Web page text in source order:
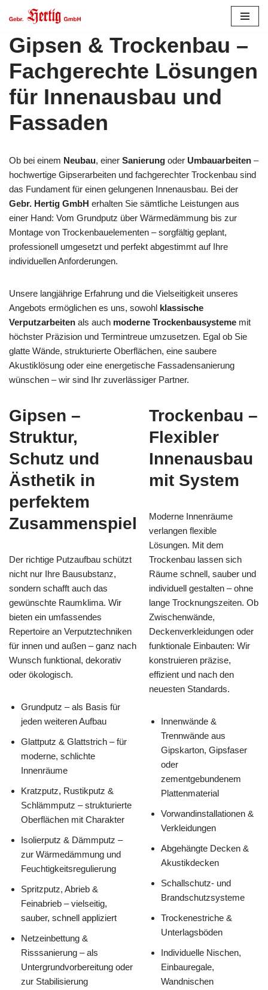
Inhalt
Gipsen & Trockenbau –
Fachgerechte Lösungen
für Innenausbau und
Fassaden
Ob bei einem Neubau, einer Sanierung oder Umbauarbeiten –
hochwertige Gipserarbeiten und fachgerechter Trockenbau sind
das Fundament für einen gelungenen Innenausbau. Bei der
Gebr. Hertig GmbH erhalten Sie sämtliche Leistungen aus
einer Hand: Vom Grundputz über Wärmedämmung bis zur
Montage von Trockenbauelementen – sorgfältig geplant,
professionell umgesetzt und perfekt abgestimmt auf Ihre
individuellen Anforderungen.
Unsere langjährige Erfahrung und die Vielseitigkeit unseres
Angebots ermöglichen es uns, sowohl klassische
Verputzarbeiten als auch moderne Trockenbausysteme mit
höchster Präzision und Termintreue umzusetzen. Egal ob Sie
glatte Wände, strukturierte Oberflächen, eine saubere
Akustiklösung oder eine energetische Fassadensanierung
wünschen – wir sind Ihr zuverlässiger Partner.
Gipsen –
Struktur,
Schutz und
Ästhetik in
perfektem
Zusammenspiel
Der richtige Putzaufbau schützt
nicht nur Ihre Bausubstanz,
sondern schafft auch das
gewünschte Raumklima. Wir
bieten ein umfassendes
Repertoire an Verputztechniken
für innen und außen – ganz nach
Wunsch funktional, dekorativ
oder ökologisch.
Grundputz – als Basis für
jeden weiteren Aufbau
Glattputz & Glattstrich – für
moderne, schlichte
Innenräume
Kratzputz, Rustikputz &
Schlämmputz – strukturierte
Oberflächen mit Charakter
Isolierputz & Dämmputz –
zur Wärmedämmung und
Feuchtigkeitsregulierung
Spritzputz, Abrieb &
Feinabrieb – vielseitig,
sauber, schnell appliziert
Netzeinbettung &
Risssanierung – als
Untergrundvorbereitung oder
zur Stabilisierung
Trockenbau –
Flexibler
Innenausbau
mit System
Moderne Innenräume
verlangen flexible
Lösungen. Mit dem
Trockenbau lassen sich
Räume schnell, sauber und
individuell gestalten – ohne
lange Trocknungszeiten. Ob
Zwischenwände,
Deckenverkleidungen oder
funktionale Einbauten: Wir
konstruieren präzise,
effizient und nach den
neuesten Standards.
Innenwände &
Trennwände aus
Gipskarton, Gipsfaser
oder
zementgebundenem
Plattenmaterial
Vorwandinstallationen &
Verkleidungen
Abgehängte Decken &
Akustikdecken
Schallschutz- und
Brandschutzsysteme
Trockenestriche &
Unterlagsböden
Individuelle Nischen,
Einbauregale,
Wandnischen